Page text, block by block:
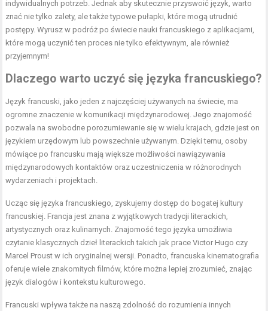
indywidualnych potrzeb. Jednak aby skutecznie przyswoić język, warto
znać nie tylko zalety, ale także typowe pułapki, które mogą utrudnić
postępy. Wyrusz w podróż po świecie nauki francuskiego z aplikacjami,
które mogą uczynić ten proces nie tylko efektywnym, ale również
przyjemnym!
Dlaczego warto uczyć się języka francuskiego?
Język francuski, jako jeden z najczęściej używanych na świecie, ma
ogromne znaczenie w komunikacji międzynarodowej. Jego znajomość
pozwala na swobodne porozumiewanie się w wielu krajach, gdzie jest on
językiem urzędowym lub powszechnie używanym. Dzięki temu, osoby
mówiące po francusku mają większe możliwości nawiązywania
międzynarodowych kontaktów oraz uczestniczenia w różnorodnych
wydarzeniach i projektach.
Ucząc się języka francuskiego, zyskujemy dostęp do bogatej kultury
francuskiej. Francja jest znana z wyjątkowych tradycji literackich,
artystycznych oraz kulinarnych. Znajomość tego języka umożliwia
czytanie klasycznych dzieł literackich takich jak prace Victor Hugo czy
Marcel Proust w ich oryginalnej wersji. Ponadto, francuska kinematografia
oferuje wiele znakomitych filmów, które można lepiej zrozumieć, znając
język dialogów i kontekstu kulturowego.
Francuski wpływa także na naszą zdolność do rozumienia innych